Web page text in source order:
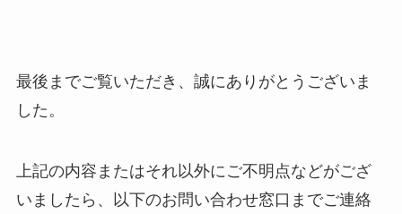
最後までご覧いただき、誠にありがとうございま
した。
上記の内容またはそれ以外にご不明点などがござ
いましたら、以下のお問い合わせ窓口までご連絡